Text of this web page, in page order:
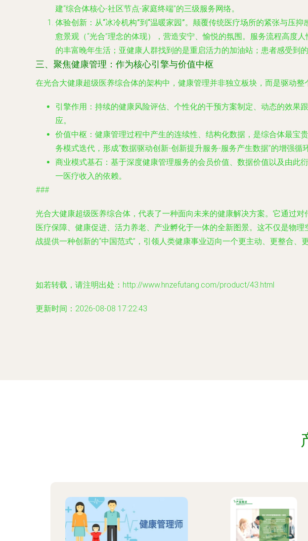
建“综合体核心-社区节点-家庭终端”的三级服务网络。
体验创新：从“冰冷机构”到“温暖家园”。颠覆传统医疗场所的紧张与压
愈景观（“光合”理念的体现），营造安宁、愉悦的氛围。服务流程高度
的丰富晚年生活；亚健康人群找到的是重启活力的加油站；患者感受到
三、聚焦健康管理：作为核心引擎与价值中枢
在光合大健康超级医养综合体的架构中， 健康管理并非独立板块，而是驱动
引擎作用 ：持续的健康风险评估、个性化的干预方案制定、动态的效
应。
价值中枢 ：健康管理过程中产生的连续性、结构化数据，是综合体最
务模式迭代，形成“数据驱动创新-创新提升服务-服务产生数据”的增强循环
商业模式基石 ：基于深度健康管理服务的会员价值、数据价值以及由
一医疗收入的依赖。
###
光合大健康超级医养综合体，代表了一种面向未来的健康解决方案。它通过
医疗保障、健康促进、活力养老、产业孵化于一体的全新图景。这不仅是物
战提供一种创新的“中国范式”，引领人类健康事业迈向一个更主动、更整合、
如若转载，请注明出处：http://www.hnzefutang.com/product/43.html
更新时间：2026-08-08 17:22:43